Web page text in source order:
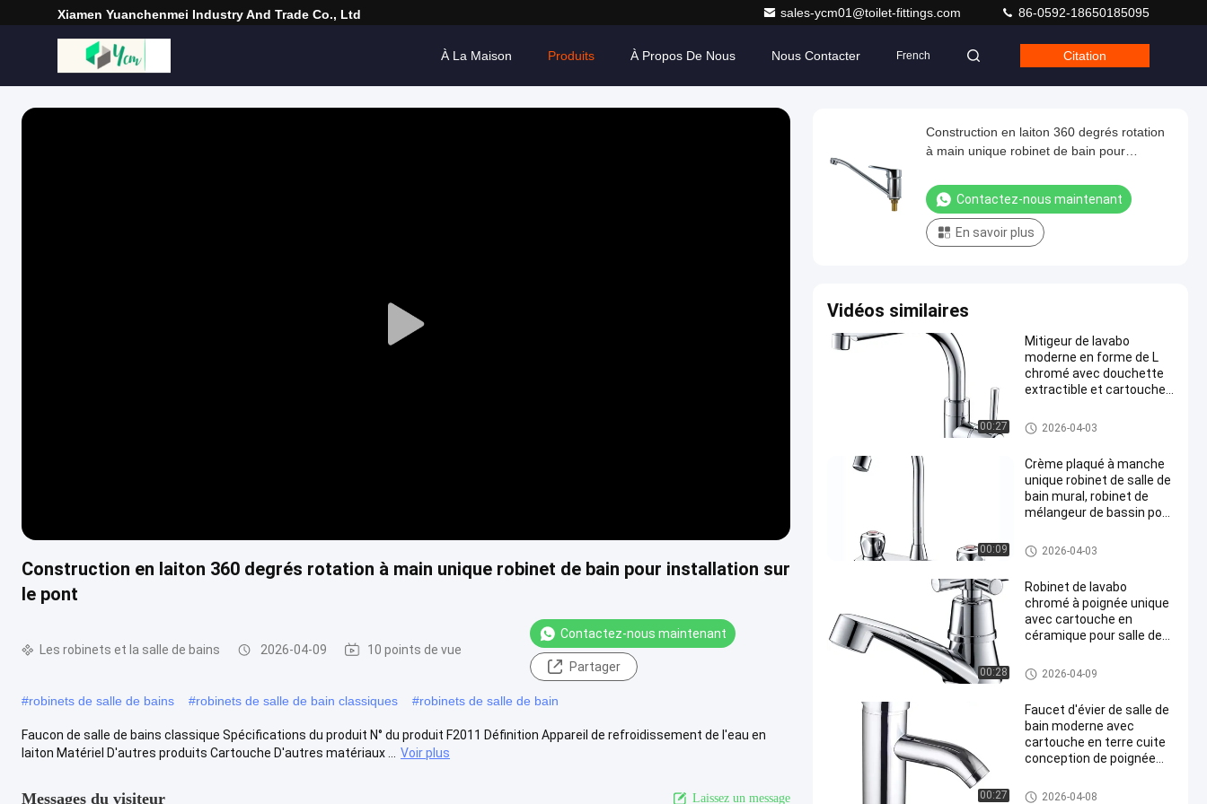
Xiamen Yuanchenmei Industry And Trade Co., Ltd sales-ycm01@toilet-fittings.com 86-0592-18650185095
À La Maison Produits À Propos De Nous Nous Contacter French Citation
Play
Construction en laiton 360 degrés rotation à main unique robinet de bain pour installation sur
le pont
Les robinets et la salle de bains 2026-04-09 10 points de vue
Contactez-nous maintenant
Partager
#robinets de salle de bains #robinets de salle de bain classiques #robinets de salle de bain
Faucon de salle de bains classique Spécifications du produit N° du produit F2011 Définition Appareil de refroidissement de l'eau en
laiton Matériel D'autres produits Cartouche D'autres matériaux ...
Voir plus
Messages du visiteur Laissez un message
Construction en laiton 360 degrés rotation
à main unique robinet de bain pour
Contactez-nous maintenant
En savoir plus
Vidéos similaires
00:27
Mitigeur de lavabo
moderne en forme de L
chromé avec douchette
extractible et cartouche
montage mural
Les robinets et la salle de bain
s
2026-04-03
00:09
Crème plaqué à manche
unique robinet de salle de
bain mural, robinet de
mélangeur de bassin pour
Les robinets et la salle de bain
s
2026-04-03
00:28
Robinet de lavabo
chromé à poignée unique
avec cartouche en
céramique pour salle de
bureaux
Les robinets et la salle de bain
s
2026-04-09
00:27
Faucet d'évier de salle de
bain moderne avec
cartouche en terre cuite
conception de poignée
chromée
Les robinets et la salle de bain
2026-04-08